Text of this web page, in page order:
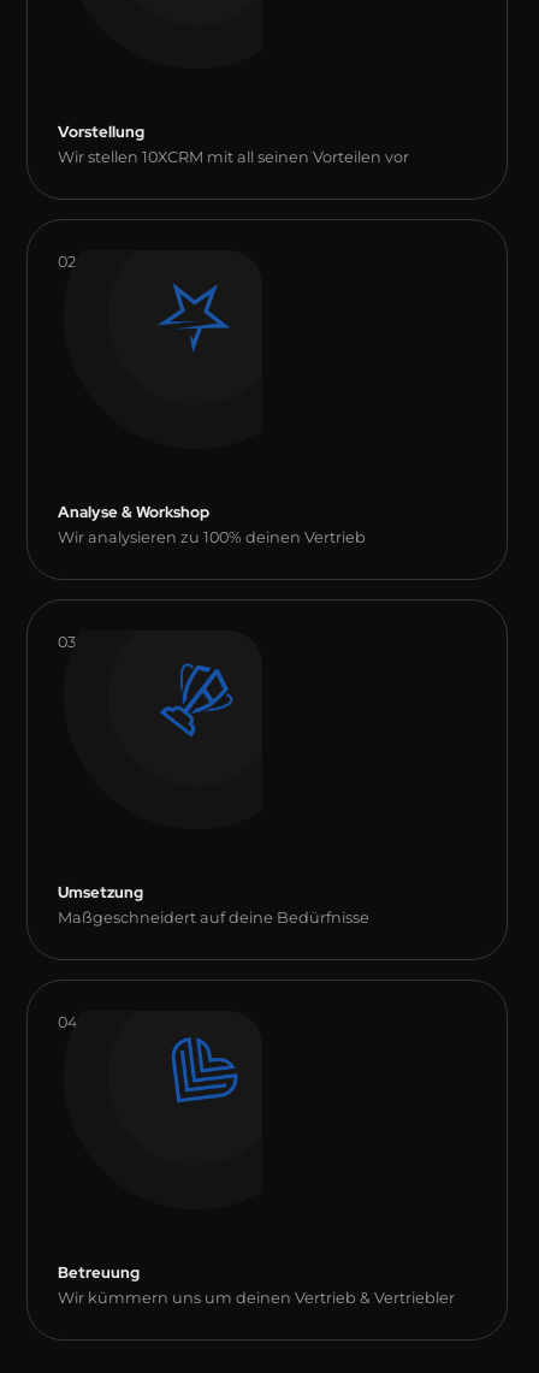
Vorstellung
Wir stellen 10XCRM mit all seinen Vorteilen vor
02
Analyse & Workshop
Wir analysieren zu 100% deinen Vertrieb
03
Umsetzung
Maßgeschneidert auf deine Bedürfnisse
04
Betreuung
Wir kümmern uns um deinen Vertrieb & Vertriebler